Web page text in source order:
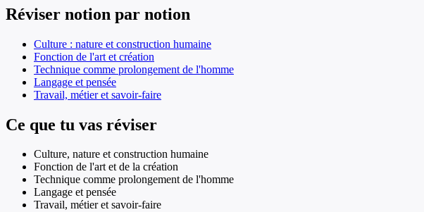
Réviser notion par notion
Culture : nature et construction humaine
Fonction de l'art et création
Technique comme prolongement de l'homme
Langage et pensée
Travail, métier et savoir-faire
Ce que tu vas réviser
Culture, nature et construction humaine
Fonction de l'art et de la création
Technique comme prolongement de l'homme
Langage et pensée
Travail, métier et savoir-faire